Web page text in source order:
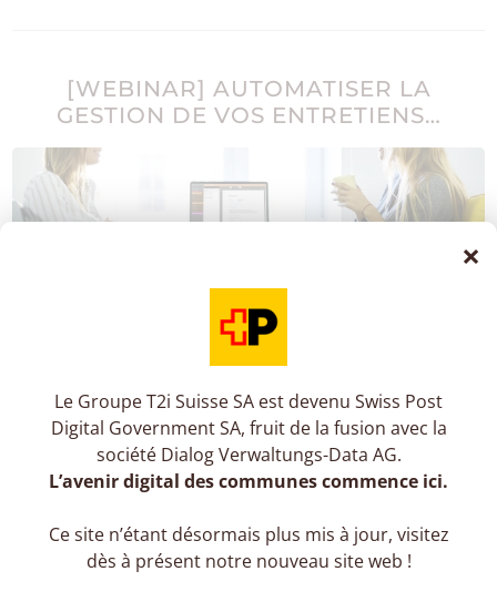
×
Le Groupe T2i Suisse SA est devenu Swiss Post
Digital Government SA, fruit de la fusion avec la
société Dialog Verwaltungs-Data AG.
L’avenir digital des communes commence ici.
Ce site n’étant désormais plus mis à jour, visitez
dès à présent notre nouveau site web !
[WEBINAR] AUTOMATISER LA
GESTION DE VOS ENTRETIENS…
Vous terminez péniblement votre campagne
d’entretiens de fin d’année? Vous avez décalé votre
campagne d’entretiens au printemps ? Vous avez
supprimé les entretiens annuels et...
EN SAVOIR PLUS